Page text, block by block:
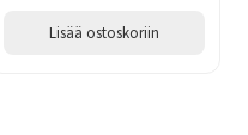
Lisää ostoskoriin